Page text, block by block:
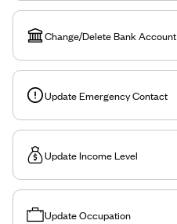
Change/Delete Bank Account
Update Emergency Contact
Update Income Level
Update Occupation